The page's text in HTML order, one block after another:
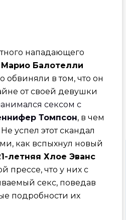
нападающего
Марио Балотелли
обвиняли в том, что он
от своей девушки
сексом с
Томпсон, в чем
успел этот скандал
как вспыхнул новый
летняя Хлое Эванс
прессе, что у них с
секс, поведав
подробности их